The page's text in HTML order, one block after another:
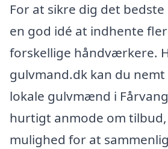
For at sikre dig det
en god idé at indhente
forskellige håndværkere.
gulvmand.dk kan du
lokale gulvmænd i
hurtigt anmode om
mulighed for at